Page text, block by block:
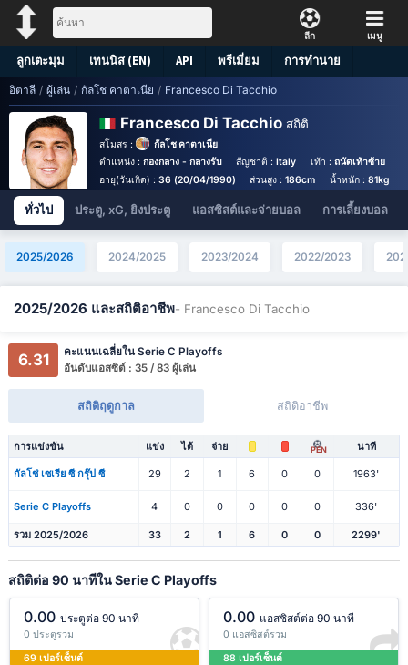
ลีก เมนู
ลูกเตะมุม เทนนิส (EN) API พรีเมี่ยม การทำนาย
อิตาลี / ผู้เล่น / กัลโช คาตาเนีย / Francesco Di Tacchio
Francesco Di Tacchio สถิติ
สโมสร :
กัลโช คาตาเนีย
ตำแหน่ง : กองกลาง - กลางรับ สัญชาติ :Italy เท้า : ถนัดเท้าซ้าย
อายุ(วันเกิด) : 36 (20/04/1990) ส่วนสูง :186cm น้ำหนัก : 81kg
ทั่วไป ประตู, xG, ยิงประตู แอสซิสต์และจ่ายบอล การเลี้ยงบอล
2025/2026 2024/2025 2023/2024 2022/2023
2025/2026 และสถิติอาชีพ- Francesco Di Tacchio
6.31
คะแนนเฉลี่ยใน Serie C Playoffs
อันดับแอสซิต์ : 35 / 83 ผู้เล่น
สถิติฤดูกาล สถิติอาชีพ
การแข่งขัน แข่ง ได้ จ่าย PEN นาที
กัลโช่ เซเรีย ซี กรุ๊ป ซี 29 2 1 6 0 0 1963'
Serie C Playoffs 4 0 0 0 0 0 336'
รวม 2025/2026 33 2 1 6 0 0 2299'
สถิติต่อ 90 นาทีใน Serie C Playoffs
0.00 ประตูต่อ 90 นาที
0 ประตูรวม
69 เปอร์เซ็นต์
0.00 แอสซิสต์ต่อ 90 นาที
0 แอสซิสต์รวม
88 เปอร์เซ็นต์